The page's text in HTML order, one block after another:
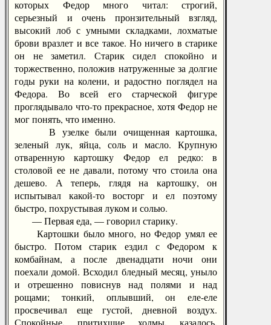
которых Федор много читал: строгий,
серьезный и очень пронзительный взгляд,
высокий лоб с умными складками, лохматые
брови вразлет и все такое. Но ничего в старике
он не заметил. Старик сидел спокойно и
торжественно, положив натруженные за долгие
годы руки на колени, и радостно поглядел на
Федора. Во всей его старческой фигуре
проглядывало что-то прекрасное, хотя Федор не
мог понять, что именно.
В узелке были очищенная картошка,
зеленый лук, яйца, соль и масло. Крупную
отваренную картошку Федор ел редко: в
столовой ее не давали, потому что стоила она
дешево. А теперь, глядя на картошку, он
испытывал какой-то восторг и ел поэтому
быстро, похрустывая луком и солью.
— Первая еда, — говорил старику.
Картошки было много, но Федор умял ее
быстро. Потом старик ездил с Федором к
комбайнам, а после двенадцати ночи они
поехали домой. Всходил бледный месяц, уныло
и отрешенно повиснув над полями и над
рощами; тонкий, оплывший, он еле-еле
просвечивал еще густой, дневной воздух.
Спокойные, притихшие холмы, казалось,